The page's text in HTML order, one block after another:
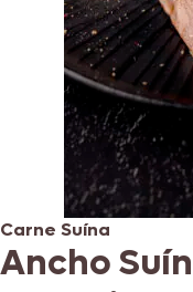
Carne Suína
Ancho